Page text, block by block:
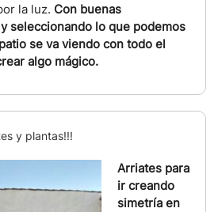
la luz. Con buenas
seleccionando lo que podemos
se va viendo con todo el
algo mágico.
y plantas!!!
Arriates para
ir creando
simetría en